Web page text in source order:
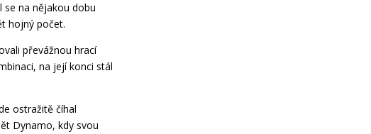
se na nějakou dobu
hojný počet.
převážnou hrací
na její konci stál
ostražitě číhal
Dynamo, kdy svou